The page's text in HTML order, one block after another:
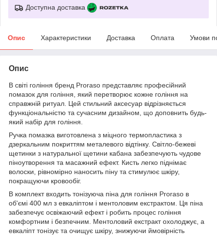
Доступна доставка
Опис Характеристики Доставка Оплата Умови
Опис
В світі гоління бренд Proraso представляє професійний
помазок для гоління, який перетворює кожне гоління на
справжній ритуал. Цей стильний аксесуар відрізняється
функціональністю та сучасним дизайном, що доповнить будь-
який набір для гоління.
Ручка помазка виготовлена з міцного термопластика з
дзеркальним покриттям металевого відтінку. Світло-бежеві
щетинки з натуральної щетини кабана забезпечують чудове
піноутворення та масажний ефект. Кисть легко піднімає
волоски, рівномірно наносить піну та стимулює шкіру,
покращуючи кровообіг.
В комплект входить тонізуюча піна для гоління Proraso в
об'ємі 400 мл з евкаліптом і ментоловим екстрактом. Ця піна
забезпечує освіжаючий ефект і робить процес гоління
комфортним і безпечним. Ментоловий екстракт охолоджує, а
евкаліпт тонізує та очищує шкіру, знижуючи ймовірність